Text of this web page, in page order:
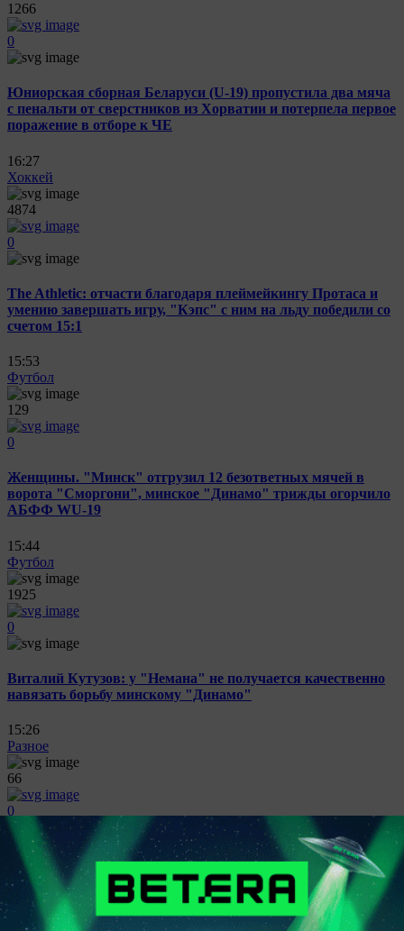
1266
0
Юниорская сборная Беларуси (U-19) пропустила два мяча
с пенальти от сверстников из Хорватии и потерпела первое
поражение в отборе к ЧЕ
16:27
Хоккей
4874
0
The Athletic: отчасти благодаря плеймейкингу Протаса и
умению завершать игру, "Кэпс" с ним на льду победили со
счетом 15:1
15:53
Футбол
129
0
Женщины. "Минск" отгрузил 12 безответных мячей в
ворота "Сморгони", минское "Динамо" трижды огорчило
АБФФ WU-19
15:44
Футбол
1925
0
Виталий Кутузов: у "Немана" не получается качественно
навязать борьбу минскому "Динамо"
15:26
Разное
66
0
Финальная распродажа фитнес-абонементов в разгаре:
тренажерный зал, бассейн, сауны, групповые занятия со
скидками и месяц бесплатно!